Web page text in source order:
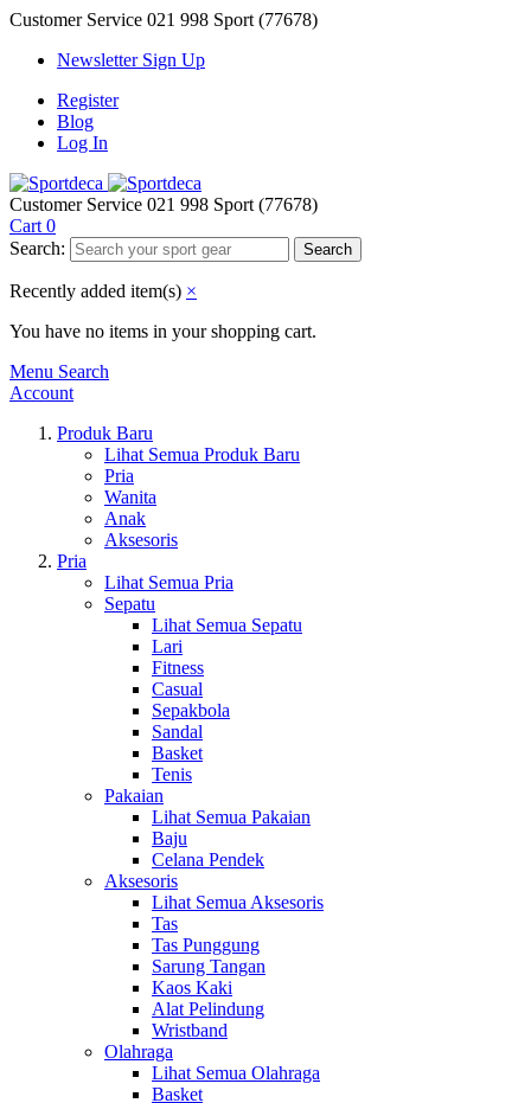
Customer Service 021 998 Sport (77678)
Newsletter Sign Up
Register
Blog
Log In
Customer Service 021 998 Sport (77678)
Cart 0
Search:
Search
Recently added item(s) ×
You have no items in your shopping cart.
Menu Search
Account
Produk Baru
Lihat Semua Produk Baru
Pria
Wanita
Anak
Aksesoris
Pria
Lihat Semua Pria
Sepatu
Lihat Semua Sepatu
Lari
Fitness
Casual
Sepakbola
Sandal
Basket
Tenis
Pakaian
Lihat Semua Pakaian
Baju
Celana Pendek
Aksesoris
Lihat Semua Aksesoris
Tas
Tas Punggung
Sarung Tangan
Kaos Kaki
Alat Pelindung
Wristband
Olahraga
Lihat Semua Olahraga
Basket